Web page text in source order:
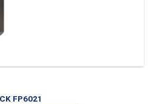
FP6021